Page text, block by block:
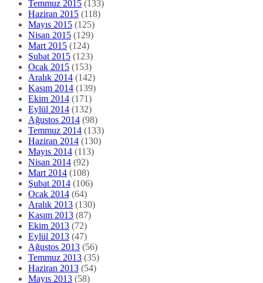
Temmuz 2015 (133)
Haziran 2015 (118)
Mayıs 2015 (125)
Nisan 2015 (129)
Mart 2015 (124)
Şubat 2015 (123)
Ocak 2015 (153)
Aralık 2014 (142)
Kasım 2014 (139)
Ekim 2014 (171)
Eylül 2014 (132)
Ağustos 2014 (98)
Temmuz 2014 (133)
Haziran 2014 (130)
Mayıs 2014 (113)
Nisan 2014 (92)
Mart 2014 (108)
Şubat 2014 (106)
Ocak 2014 (64)
Aralık 2013 (130)
Kasım 2013 (87)
Ekim 2013 (72)
Eylül 2013 (47)
Ağustos 2013 (56)
Temmuz 2013 (35)
Haziran 2013 (54)
Mayıs 2013 (58)